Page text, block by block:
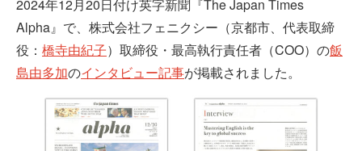
2024年12月20日付け英字新聞『The Japan Times
Alpha』で、株式会社フェニクシー（京都市、代表取締
役： 橋寺由紀子）取締役・最高執行責任者（COO）の飯
島由多加のインタビュー記事が掲載されました。